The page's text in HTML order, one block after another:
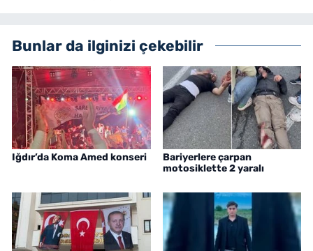
Bunlar da ilginizi çekebilir
Iğdır’da Koma Amed konseri
Bariyerlere çarpan
motosiklette 2 yaralı